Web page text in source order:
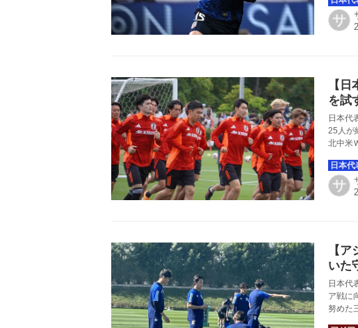
サ
【
を試
ョン
日本代
25人が
北中米
サ
【
いた
めに
日本代
ア戦に
努めた